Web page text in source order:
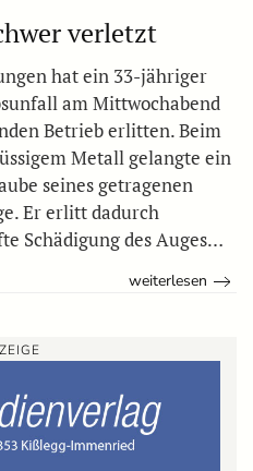
verletzt
hat ein 33-jähriger
am Mittwochabend
Betrieb erlitten. Beim
Metall gelangte ein
seines getragenen
Er erlitt dadurch
Schädigung des Auges…
weiterlesen